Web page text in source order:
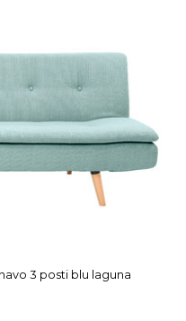
3 posti blu laguna